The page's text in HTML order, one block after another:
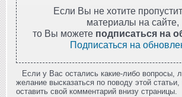
Если Вы не хотите
материалы на сайте,
то Вы можете подписаться на
Подписаться на
Если у Вас остались какие-либо вопросы,
желание высказаться по поводу этой
оставить свой комментарий внизу страницы.